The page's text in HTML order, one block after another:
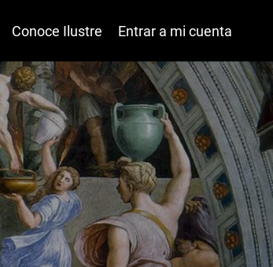
Conoce Ilustre Entrar a mi cuenta